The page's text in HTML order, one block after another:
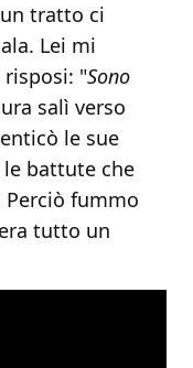
tratto ci
Lei mi
risposi: "Sono
salì verso
le sue
battute che
fummo
tutto un